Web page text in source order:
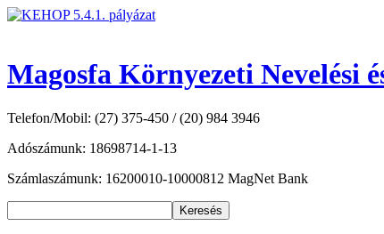
Magosfa Környezeti Nevelési
Telefon/Mobil: (27) 375-450 / (20) 984 3946
Adószámunk: 18698714-1-13
Számlaszámunk: 16200010-10000812 MagNet Bank